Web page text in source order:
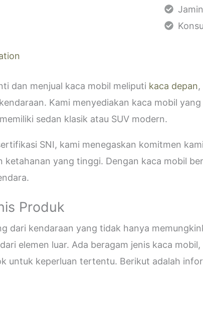
dan menjual kaca mobil meliputi kaca depan
Kami menyediakan kaca mobil
sedan klasik atau SUV modern.
SNI, kami menegaskan komitmen
ketahanan yang tinggi. Dengan kaca mobil
Produk
dari kendaraan yang tidak hanya
elemen luar. Ada beragam jenis kaca
untuk keperluan tertentu. Berikut adalah